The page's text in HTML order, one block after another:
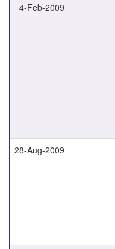
4-Feb-2009
28-Aug-2009